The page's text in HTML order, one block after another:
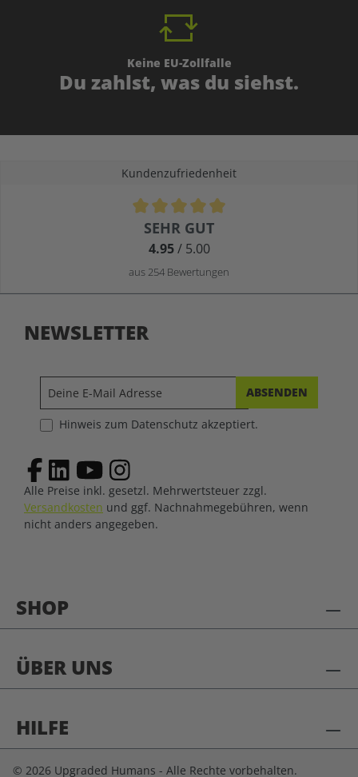
Keine EU-Zollfalle
Du zahlst, was du siehst.
Kundenzufriedenheit
Durchschnittliche Bewertung von 4.9 von 5 Sternen
SEHR GUT
4.95/ 5.00
aus 254 Bewertungen
SHOP
ÜBER UNS
HILFE
NEWSLETTER
ABSENDEN
Hinweis zum Datenschutz akzeptiert.
Alle Preise inkl. gesetzl. Mehrwertsteuer zzgl.
Versandkosten und ggf. Nachnahmegebühren, wenn
nicht anders angegeben.
© 2026 Upgraded Humans - Alle Rechte vorbehalten.